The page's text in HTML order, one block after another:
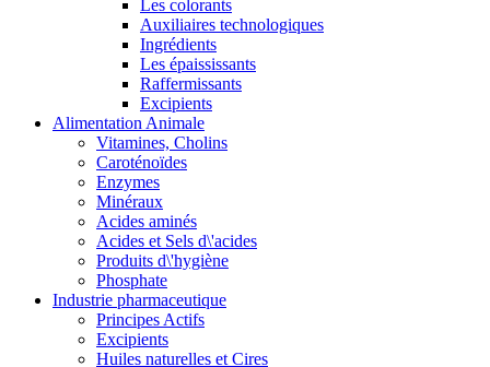
Les colorants
Auxiliaires technologiques
Ingrédients
Les épaississants
Raffermissants
Excipients
Alimentation Animale
Vitamines, Cholins
Caroténoïdes
Enzymes
Minéraux
Acides aminés
Acides et Sels d\'acides
Produits d\'hygiène
Phosphate
Industrie pharmaceutique
Principes Actifs
Excipients
Huiles naturelles et Cires